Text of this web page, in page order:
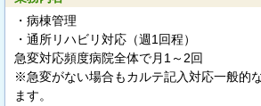
・病棟管理
・通所リハビリ対応（週1回程）
急変対応頻度病院全体で月1～2回
※急変がない場合もカルテ記入対応一般的
ます。